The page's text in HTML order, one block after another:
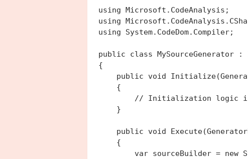
using Microsoft.CodeAnalysis;
using
using System.CodeDom.Compiler;
public class MySourceGenerator :
{
public void
    {
// Initialization logic
    }
public void
    {
var sourceBuilder = new